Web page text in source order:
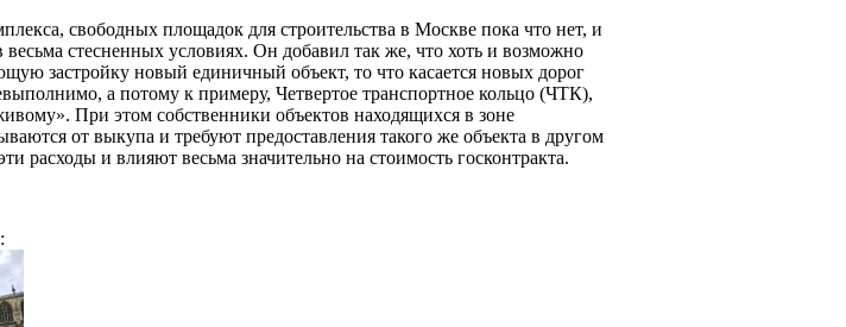
свободных площадок для строительства в Москве пока что нет, и
весьма стесненных условиях. Он добавил так же, что хоть и возможно
застройку новый единичный объект, то что касается новых дорог
а потому к примеру, Четвертое транспортное кольцо (ЧТК),
При этом собственники объектов находящихся в зоне
от выкупа и требуют предоставления такого же объекта в другом
расходы и влияют весьма значительно на стоимость госконтракта.